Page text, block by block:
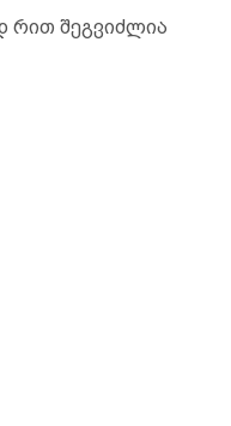
რით შეგვიძლია